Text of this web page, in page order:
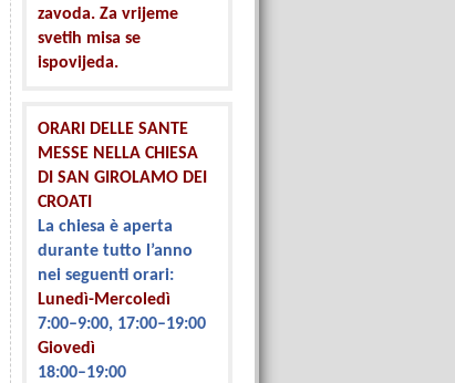
zavoda. Za vrijeme
svetih misa se
ispovijeda.
ORARI DELLE SANTE
MESSE NELLA CHIESA
DI SAN GIROLAMO DEI
CROATI
La chiesa è aperta
durante tutto l’anno
nei seguenti orari:
Lunedì-Mercoledì
7:00–9:00, 17:00–19:00
Giovedì
18:00–19:00